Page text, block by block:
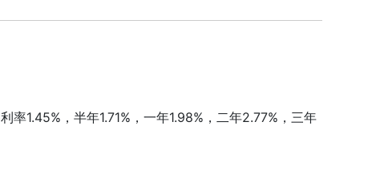
1.45%，半年1.71%，一年1.98%，二年2.77%，三年